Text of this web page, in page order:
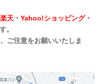
楽天・Yahoo!ショッピング・
。
ご注意をお願いいたしま